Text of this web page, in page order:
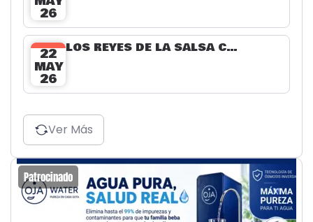
26
22
MAY
26
LOS REYES DE LA SALSA CHOKE - CALI FLOW LATINO EN VIVO
Ver Más
Patrocinado